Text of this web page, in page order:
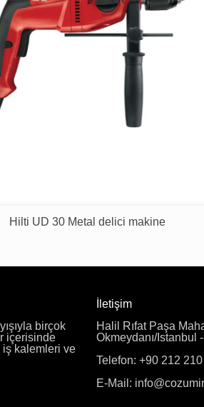
Hilti UD 30 Metal delici makine
birçok
içerisinde
iş kalemleri ve
İletişim
Halil Rıfat Paşa
Okmeydanı/Istanbul
Telefon: +90 212
E-Mail: